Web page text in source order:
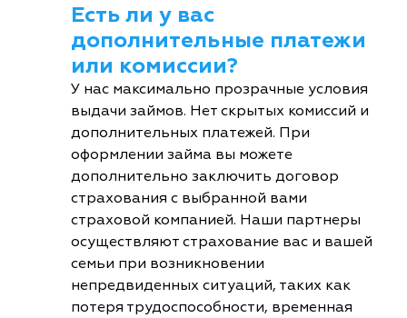
Есть ли у вас
дополнительные платежи
или комиссии?
У нас максимально прозрачные условия
выдачи займов. Нет скрытых комиссий и
дополнительных платежей. При
оформлении займа вы можете
дополнительно заключить договор
страхования с выбранной вами
страховой компанией. Наши партнеры
осуществляют страхование вас и вашей
семьи при возникновении
непредвиденных ситуаций, таких как
потеря трудоспособности, временная